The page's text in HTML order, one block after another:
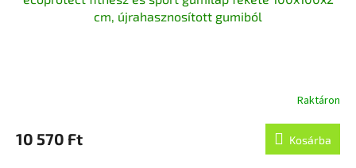
cm, újrahasznosított gumiból
átlagos
értékelése
Raktáron
10 570 Ft Kosárba